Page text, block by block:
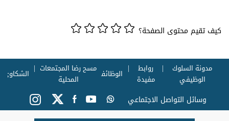
كيف تقيم محتوى الصفحة؟
مدونة السلوك
الوظيفي
روابط
مفيدة
الوظائف مسح رضا المجتمعات
المحلية
الشكاوي
وسائل التواصل الاجتماعي